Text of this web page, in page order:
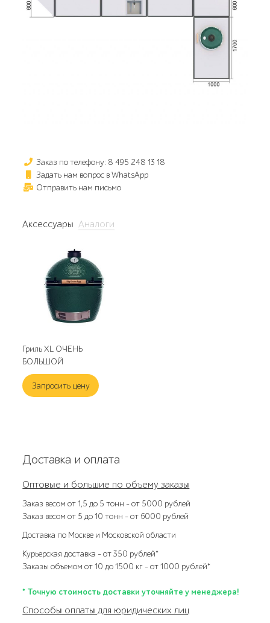
Заказ по телефону: 8 495 248 13 18
Задать нам вопрос в WhatsApp
Отправить нам письмо
Аксессуары Аналоги
Гриль XL ОЧЕНЬ
БОЛЬШОЙ
Запросить цену
Доставка и оплата
Оптовые и большие по объему заказы
Заказ весом от 1,5 до 5 тонн – от 5000 рублей
Заказ весом от 5 до 10 тонн – от 6000 рублей
Доставка по Москве и Московской области
Курьерская доставка – от 350 рублей*
Заказы объемом от 10 до 1500 кг – от 1000 рублей*
* Точную стоимость доставки уточняйте у менеджера!
Способы оплаты для юридических лиц